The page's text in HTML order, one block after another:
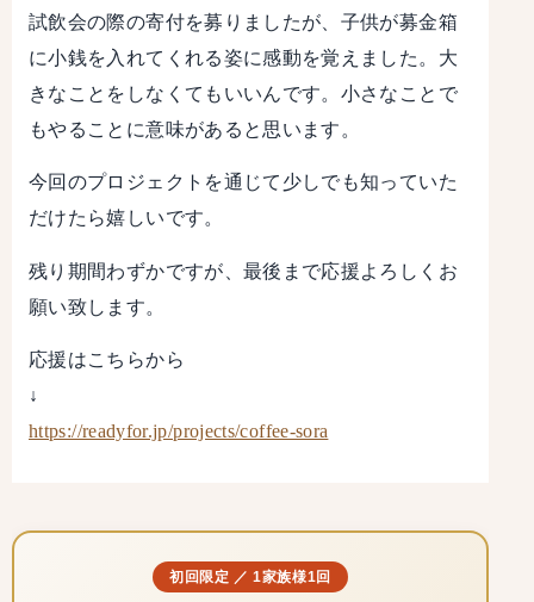
試飲会の際の寄付を募りましたが、子供が募金箱
に小銭を入れてくれる姿に感動を覚えました。大
きなことをしなくてもいいんです。小さなことで
もやることに意味があると思います。
今回のプロジェクトを通じて少しでも知っていた
だけたら嬉しいです。
残り期間わずかですが、最後まで応援よろしくお
願い致します。
応援はこちらから
↓
https://readyfor.jp/projects/coffee-sora
初回限定 ／ 1家族様1回